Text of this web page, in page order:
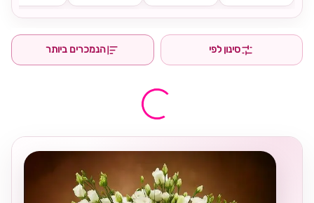
סינון לפי הנמכרים ביותר